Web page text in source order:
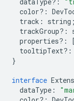
color?:
track : string ;
trackGroup?:
properties?: [
tooltipText?:
}
interface
dataType :